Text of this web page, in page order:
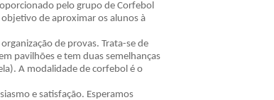
pelo grupo de Corfebol
de aproximar os alunos à
de provas. Trata-se de
pavilhões e tem duas semelhanças
A modalidade de corfebol é o
e satisfação. Esperamos